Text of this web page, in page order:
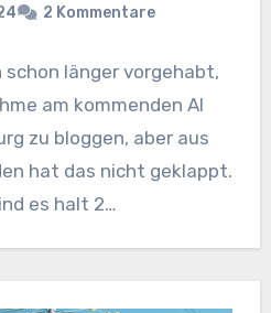
2 Kommentare
länger vorgehabt,
am kommenden AI
zu bloggen, aber aus
hat das nicht geklappt.
es halt 2…